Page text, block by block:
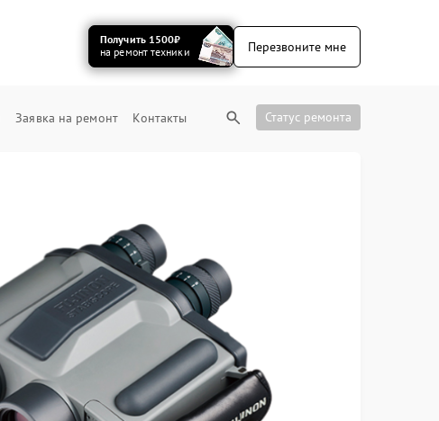
Получить 1500₽
на ремонт техники
Перезвоните мне
Заявка на ремонт Контакты Статус ремонта